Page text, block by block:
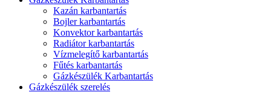
Kazán karbantartás
Bojler karbantartás
Konvektor karbantartás
Radiátor karbantartás
Vízmelegítő karbantartás
Fűtés karbantartás
Gázkészülék Karbantartás
Gázkészülék szerelés